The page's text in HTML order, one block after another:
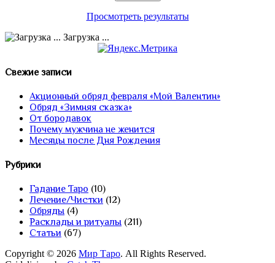
Просмотреть результаты
Загрузка ...
Свежие записи
Акционный обряд февраля «Мой Валентин»
Обряд «Зимняя сказка»
От бородавок
Почему мужчина не женится
Месяцы после Дня Рождения
Рубрики
Гадание Таро (10)
Лечение/Чистки (12)
Обряды (4)
Расклады и ритуалы (211)
Статьи (67)
Copyright © 2026 Мир Таро. All Rights Reserved.